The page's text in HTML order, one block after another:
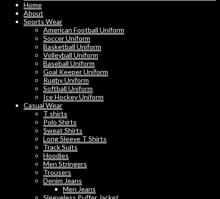
Home
About
Sports Wear
American Football Uniform
Soccer Uniform
Basketball Uniform
Volleyball Uniform
Baseball Uniform
Goal Keeper Uniform
Rugby Uniform
Softball Uniform
Ice Hockey Uniform
Casual Wear
T shirts
Polo Shirts
Sweat Shirts
Long Sleeve T Shirts
Track Suits
Hoodies
Men Stringers
Trousers
Denim Jeans
Men Jeans